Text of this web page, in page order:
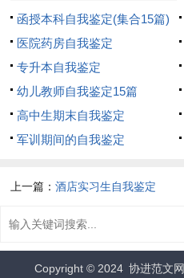
函授本科自我鉴定(集合15篇)
医院药房自我鉴定
专升本自我鉴定
幼儿教师自我鉴定15篇
高中生期末自我鉴定
军训期间的自我鉴定
上一篇：酒店实习生自我鉴定
Copyright © 2024 协进范文网